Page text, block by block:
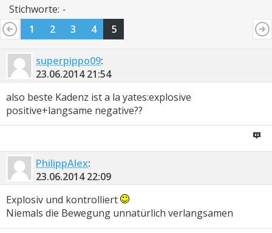
Stichworte: -
1
2 3 4 5
superpippo09:
23.06.201421:54
also beste Kadenz ist a la yates:explosive
positive+langsame negative??
PhilippAlex:
23.06.201422:09
Explosiv und kontrolliert
Niemals die Bewegung unnatürlich verlangsamen